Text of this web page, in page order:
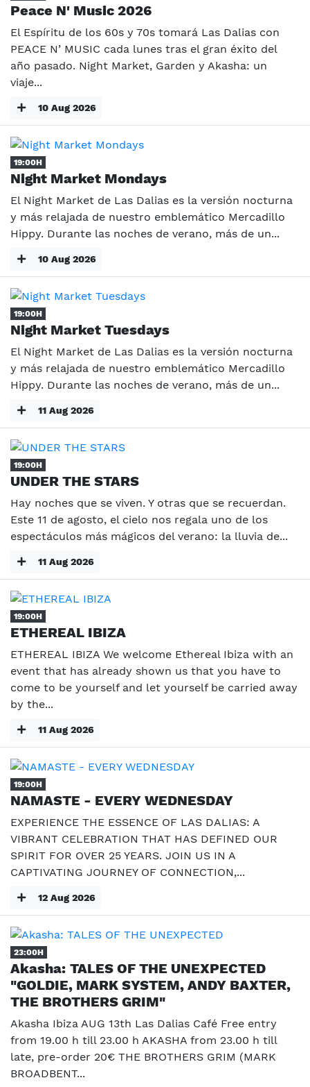
Peace N' Music 2026
El Espíritu de los 60s y 70s tomará Las Dalias con
PEACE N’ MUSIC cada lunes tras el gran éxito del
año pasado. Night Market, Garden y Akasha: un
viaje...
10 Aug 2026
19:00H
Night Market Mondays
El Night Market de Las Dalias es la versión nocturna
y más relajada de nuestro emblemático Mercadillo
Hippy. Durante las noches de verano, más de un...
10 Aug 2026
19:00H
Night Market Tuesdays
El Night Market de Las Dalias es la versión nocturna
y más relajada de nuestro emblemático Mercadillo
Hippy. Durante las noches de verano, más de un...
11 Aug 2026
19:00H
UNDER THE STARS
Hay noches que se viven. Y otras que se recuerdan.
Este 11 de agosto, el cielo nos regala uno de los
espectáculos más mágicos del verano: la lluvia de...
11 Aug 2026
19:00H
ETHEREAL IBIZA
ETHEREAL IBIZA We welcome Ethereal Ibiza with an
event that has already shown us that you have to
come to be yourself and let yourself be carried away
by the...
11 Aug 2026
19:00H
NAMASTE - EVERY WEDNESDAY
EXPERIENCE THE ESSENCE OF LAS DALIAS: A
VIBRANT CELEBRATION THAT HAS DEFINED OUR
SPIRIT FOR OVER 25 YEARS. JOIN US IN A
CAPTIVATING JOURNEY OF CONNECTION,...
12 Aug 2026
23:00H
Akasha: TALES OF THE UNEXPECTED
"GOLDIE, MARK SYSTEM, ANDY BAXTER,
THE BROTHERS GRIM"
Akasha Ibiza AUG 13th Las Dalias Café Free entry
from 19.00 h till 23.00 h AKASHA from 23.00 h till
late, pre-order 20€ THE BROTHERS GRIM (MARK
BROADBENT...